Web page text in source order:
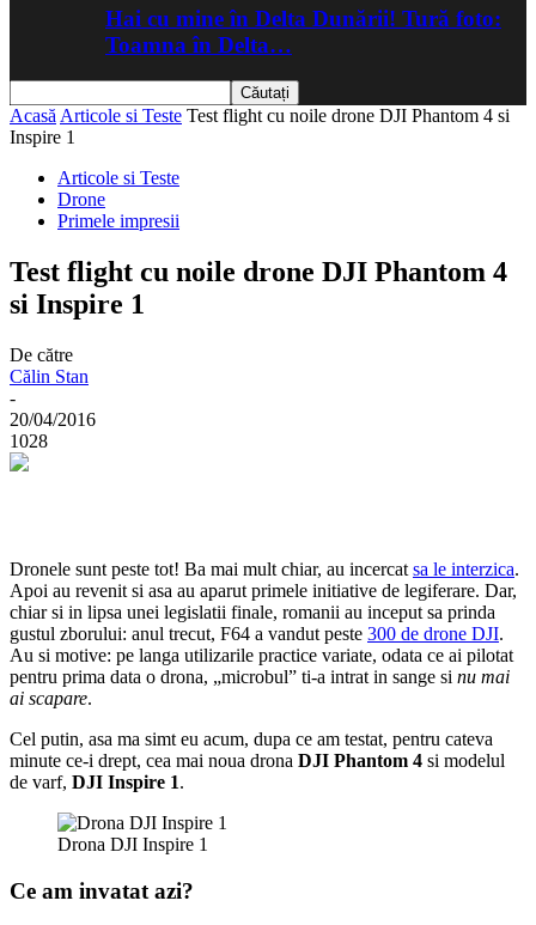
Hai cu mine în Delta Dunării! Tură foto:
Toamna în Delta…
Acasă Articole si Teste Test flight cu noile drone DJI Phantom 4 si
Inspire 1
Articole si Teste
Drone
Primele impresii
Test flight cu noile drone DJI Phantom 4
si Inspire 1
De către
Călin Stan
-
20/04/2016
1028
Dronele sunt peste tot! Ba mai mult chiar, au incercat sa le interzica.
Apoi au revenit si asa au aparut primele initiative de legiferare. Dar,
chiar si in lipsa unei legislatii finale, romanii au inceput sa prinda
gustul zborului: anul trecut, F64 a vandut peste 300 de drone DJI.
Au si motive: pe langa utilizarile practice variate, odata ce ai pilotat
pentru prima data o drona, „microbul” ti-a intrat in sange si nu mai
ai scapare.
Cel putin, asa ma simt eu acum, dupa ce am testat, pentru cateva
minute ce-i drept, cea mai noua drona DJI Phantom 4 si modelul
de varf, DJI Inspire 1.
Drona DJI Inspire 1
Ce am invatat azi?